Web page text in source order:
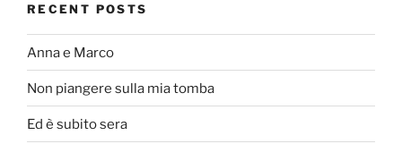
RECENT POSTS
Anna e Marco
Non piangere sulla mia tomba
Ed è subito sera